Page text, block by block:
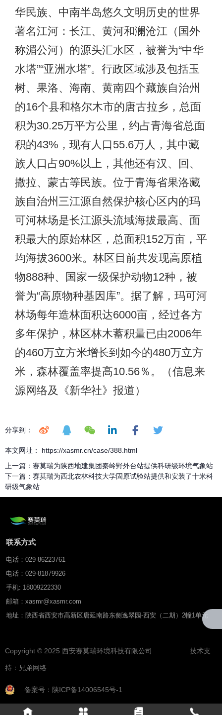
华民族、中南半岛悠久文明历史的世界
著名江河：长江、黄河和澜沧江（国外
称湄公河）的源头汇水区，被誉为“中华
水塔”“亚洲水塔”。行政区域涉及包括玉
树、果洛、海南、黄南四个藏族自治州
的16个县和格尔木市的唐古拉乡，总面
积为30.25万平方公里，约占青海省总面
积的43%，现有人口55.6万人，其中藏
族人口占90%以上，其他还有汉、回、
撒拉、蒙古等民族。位于青海省果洛藏
族自治州三江源自然保护核心区内的玛
可河林场是长江源头流域海拔最高、面
积最大的原始林区，总面积152万亩，平
均海拔3600米。林区目前共发现高原植
物888种、国家一级保护动物12种，被
誉为“高原物种基因库”。据了解，玛可河
林场每年造林面积达6000亩，经过各方
多年保护，林区林木蓄积量已由2006年
的460万立方米增长到如今的480万立方
米，森林覆盖率提高10.56％。（信息来
源网络及《新华社》报道）
分享到：
本文网址： https://xasmr.cn/case/388.html
上一篇： 赛莫瑞为陕西地建集团秦岭野外台站提供科研级环境气象站
下一篇： 赛莫瑞为西北农林科技大学固原试验站提供和安装了十米科
研级气象站
联系方式
电话：029-86223761
电话：029-81879926
手机: 18009222330
邮箱：xasmr@xasmr.com
地址：陕西省西安市高新区唐延南路东侧逸翠园-西安（二期）2幢1单元
Copyright © 2025 西安赛莫瑞环境科技有限公司 技术支
持： 兄弟网络
备案号：陕ICP备14006545号-1